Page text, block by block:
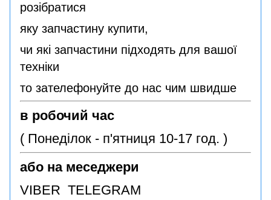
розібратися
яку запчастину купити,
чи які запчастини підходять для вашої
техніки
то зателефонуйте до нас чим швидше
в робочий час
( Понеділок - п'ятниця 10-17 год. )
або на меседжери
VIBER TELEGRAM